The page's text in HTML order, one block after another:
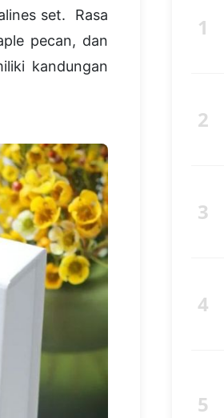
set. Rasa
pecan, dan
kandungan
1
2
3
4
5